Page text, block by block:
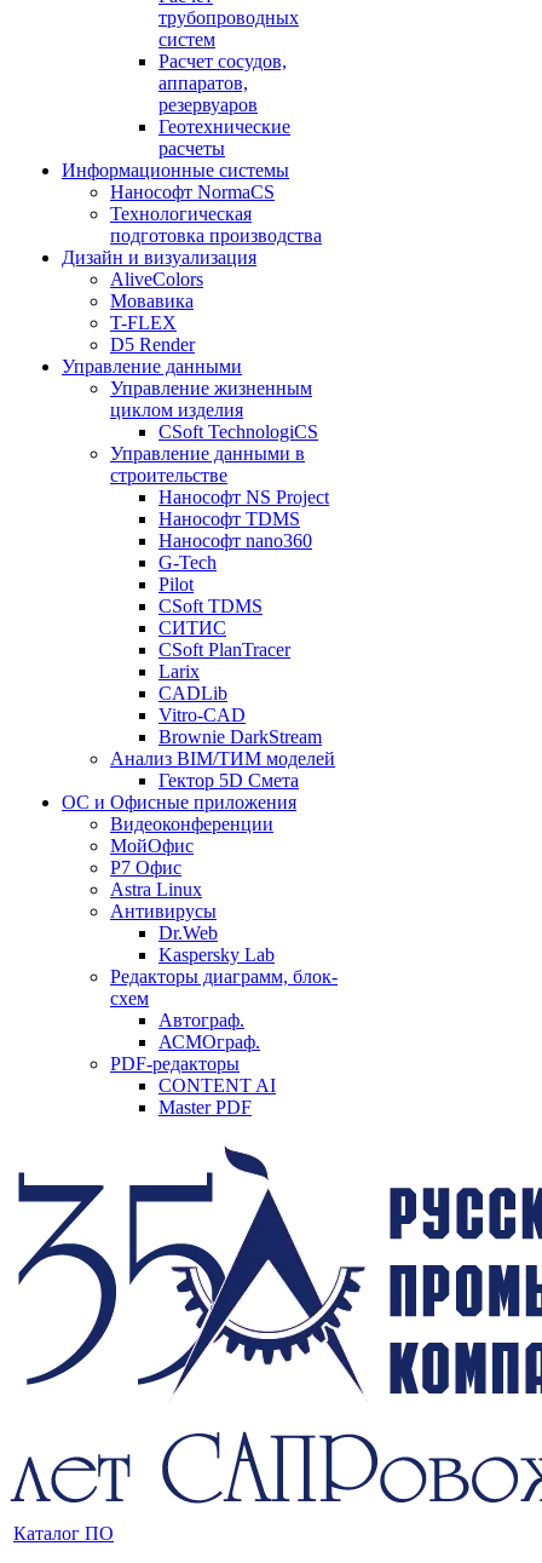
трубопроводных
систем
Расчет сосудов,
аппаратов,
резервуаров
Геотехнические
расчеты
Информационные системы
Нанософт NormaCS
Технологическая
подготовка производства
Дизайн и визуализация
AliveColors
Мовавика
T-FLEX
D5 Render
Управление данными
Управление жизненным
циклом изделия
CSoft TechnologiCS
Управление данными в
строительстве
Нанософт NS Project
Нанософт TDMS
Нанософт nano360
G-Tech
Pilot
CSoft TDMS
СИТИС
CSoft PlanTracer
Larix
CADLib
Vitro-CAD
Brownie DarkStream
Анализ BIM/ТИМ моделей
Гектор 5D Смета
ОС и Офисные приложения
Видеоконференции
МойОфис
P7 Офис
Astra Linux
Антивирусы
Dr.Web
Kaspersky Lab
Редакторы диаграмм, блок-
схем
Автограф.
АСМОграф.
PDF-редакторы
CONTENT AI
Master PDF
Каталог ПО